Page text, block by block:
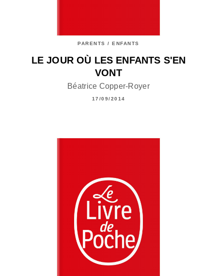
PARENTS / ENFANTS
LE JOUR OÙ LES ENFANTS S'EN
VONT
Béatrice Copper-Royer
17/09/2014